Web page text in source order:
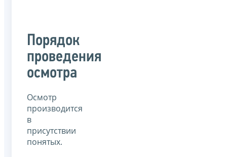
Порядок
проведения
осмотра
Осмотр
производится
в
присутствии
понятых.